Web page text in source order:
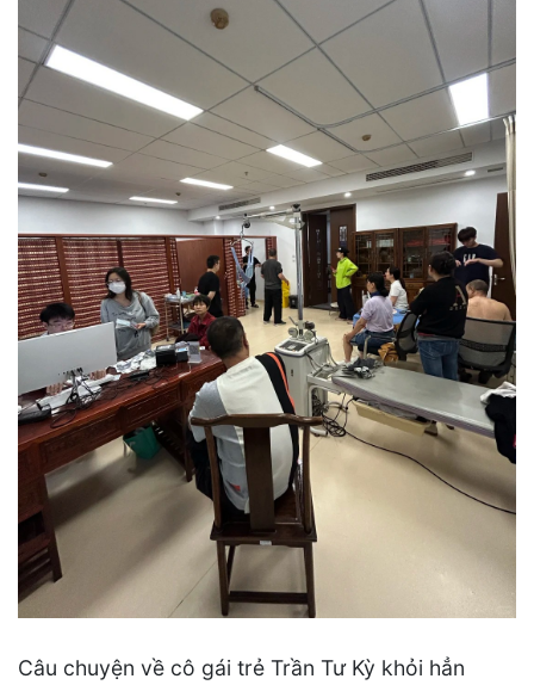
Câu chuyện về cô gái trẻ Trần Tư Kỳ khỏi hẳn